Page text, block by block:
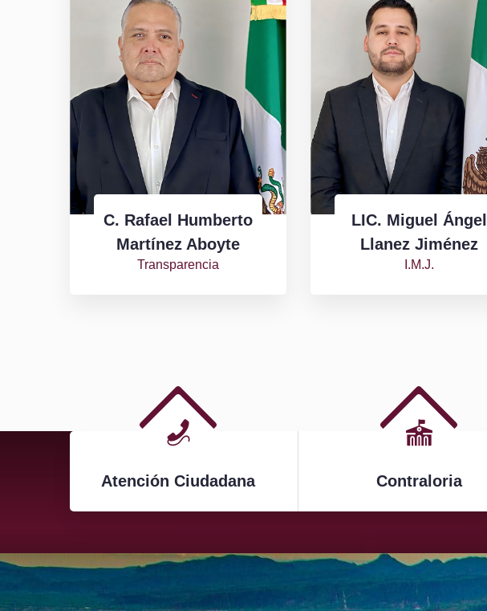
C. Rafael Humberto
Martínez Aboyte
Transparencia
LIC. Miguel Ángel
Llanez Jiménez
I.M.J.
Atención Ciudadana Contraloria